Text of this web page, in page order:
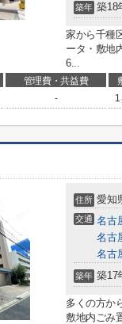
築年 築18
家から千種
ータ・敷地
6...
管理費・共益費
- 1
住所 愛知
交通 名古
名古
名古
築年 築17
多くの方か
敷地内ごみ